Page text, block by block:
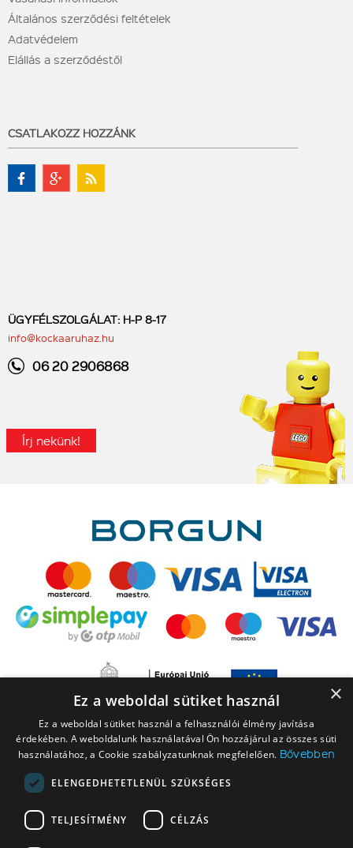
Általános szerződési feltételek
Adatvédelem
Elállás a szerződéstől
CSATLAKOZZ HOZZÁNK
ÜGYFÉLSZOLGÁLAT: H-P 8-17
info@kockaaruhaz.hu
06 20 2906868
Írj nekünk!
A LEGO elnevezés, a LEGO logó, a Minifigure, a DUPLO, a DUPLO logó, a
NINJAGO, a NINJAGO logó, a FRIENDS logó, a HIDDEN SIDE logó, a MINIFIGURES
×
Ez a weboldal sütiket használ
Ez a weboldal sütiket használ a felhasználói élmény javítása
érdekében. A weboldalunk használatával Ön hozzájárul az összes süti
használatához, a Cookie szabályzatunknak megfelelően. Bővebben
ELENGEDHETETLENÜL SZÜKSÉGES
TELJESÍTMÉNY CÉLZÁS